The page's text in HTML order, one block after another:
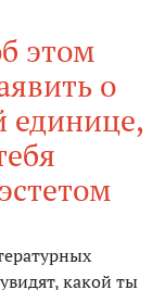
этом
о
единице,
какой ты